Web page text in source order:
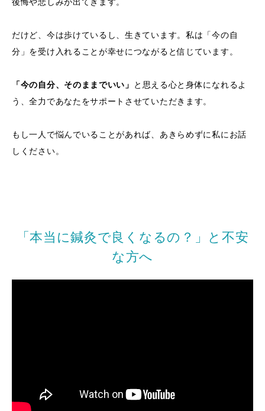
後悔や悲しみが出てきます。
だけど、今は歩けているし、生きています。私は「今の自
分」を受け入れることが幸せにつながると信じています。
「今の自分、そのままでいい」
と思える心と身体になれるよ
う、全力であなたをサポートさせていただきます。
もし一人で悩んでいることがあれば、あきらめずに私にお話
しください。
「本当に鍼灸で良くなるの？」と不安
な方へ